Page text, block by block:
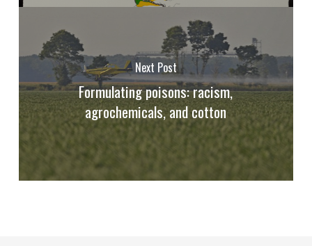
Next Post
Formulating poisons: racism,
agrochemicals, and cotton